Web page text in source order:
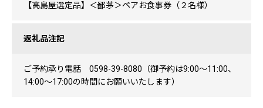
【高島屋選定品】＜鄙茅＞ペアお食事券（２名様）
返礼品注記
ご予約承り電話 0598-39-8080（御予約は9:00～11:00、
14:00～17:00の時間にお願いいたします）